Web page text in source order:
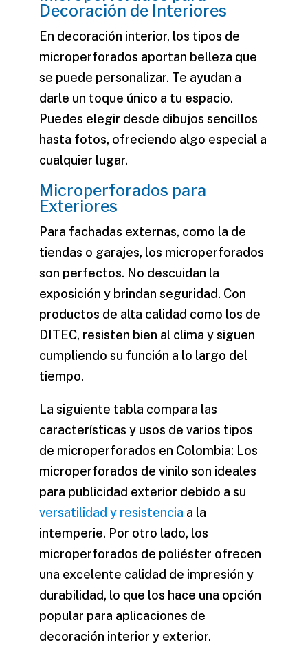
Decoración de Interiores
En decoración interior, los tipos de
microperforados aportan belleza que
se puede personalizar. Te ayudan a
darle un toque único a tu espacio.
Puedes elegir desde dibujos sencillos
hasta fotos, ofreciendo algo especial a
cualquier lugar.
Microperforados para
Exteriores
Para fachadas externas, como la de
tiendas o garajes, los microperforados
son perfectos. No descuidan la
exposición y brindan seguridad. Con
productos de alta calidad como los de
DITEC, resisten bien al clima y siguen
cumpliendo su función a lo largo del
tiempo.
La siguiente tabla compara las
características y usos de varios tipos
de microperforados en Colombia: Los
microperforados de vinilo son ideales
para publicidad exterior debido a su
versatilidad y resistencia a la
intemperie. Por otro lado, los
microperforados de poliéster ofrecen
una excelente calidad de impresión y
durabilidad, lo que los hace una opción
popular para aplicaciones de
decoración interior y exterior.